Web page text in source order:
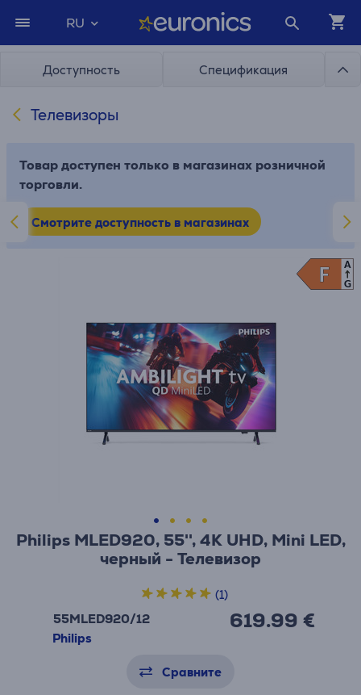
RU
Доступность Спецификация
Телевизоры
Товар доступен только в магазинах розничной
торговли.
Смотрите доступность в магазинах
Philips MLED920, 55'', 4K UHD, Mini LED,
черный - Телевизор
55MLED920/12
Philips
619.99 €
(1)
Сравните
F
F
A
G